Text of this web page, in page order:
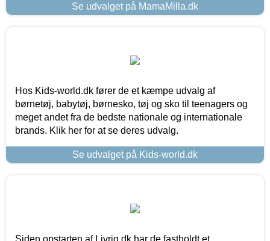
Se udvalget på MamaMilla.dk
Hos Kids-world.dk fører de et kæmpe udvalg af
børnetøj, babytøj, børnesko, tøj og sko til teenagers og
meget andet fra de bedste nationale og internationale
brands. Klik her for at se deres udvalg.
Se udvalget på Kids-world.dk
Siden opstarten af Livrig.dk har de fastholdt et